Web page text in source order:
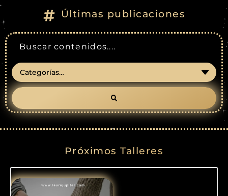
Últimas publicaciones
Próximos Talleres